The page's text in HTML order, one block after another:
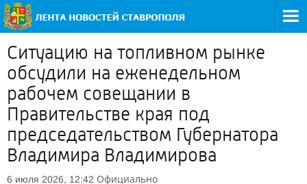
Ситуацию на топливном рынке
обсудили на еженедельном
рабочем совещании в
Правительстве края под
председательством Губернатора
Владимира Владимирова
6 июля 2026, 12:42 Официально